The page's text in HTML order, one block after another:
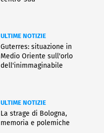
ULTIME NOTIZIE
Guterres: situazione in
Medio Oriente sull'orlo
dell'inimmaginabile
ULTIME NOTIZIE
La strage di Bologna,
memoria e polemiche